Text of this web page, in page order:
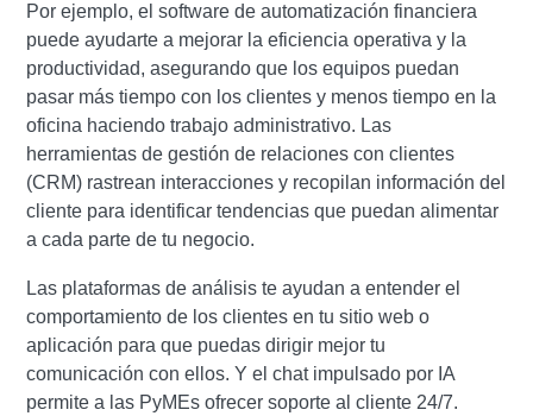
Por ejemplo, el software de automatización financiera
puede ayudarte a mejorar la eficiencia operativa y la
productividad, asegurando que los equipos puedan
pasar más tiempo con los clientes y menos tiempo en la
oficina haciendo trabajo administrativo. Las
herramientas de gestión de relaciones con clientes
(CRM) rastrean interacciones y recopilan información del
cliente para identificar tendencias que puedan alimentar
a cada parte de tu negocio.
Las plataformas de análisis te ayudan a entender el
comportamiento de los clientes en tu sitio web o
aplicación para que puedas dirigir mejor tu
comunicación con ellos. Y el chat impulsado por IA
permite a las PyMEs ofrecer soporte al cliente 24/7.